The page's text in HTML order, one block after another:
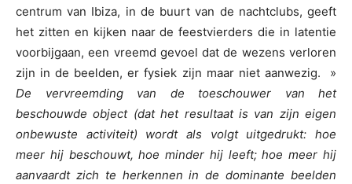
centrum van Ibiza, in de buurt van de nachtclubs, geeft
het zitten en kijken naar de feestvierders die in latentie
voorbijgaan, een vreemd gevoel dat de wezens verloren
zijn in de beelden, er fysiek zijn maar niet aanwezig. »
De vervreemding van de toeschouwer van het
beschouwde object (dat het resultaat is van zijn eigen
onbewuste activiteit) wordt als volgt uitgedrukt: hoe
meer hij beschouwt, hoe minder hij leeft; hoe meer hij
aanvaardt zich te herkennen in de dominante beelden